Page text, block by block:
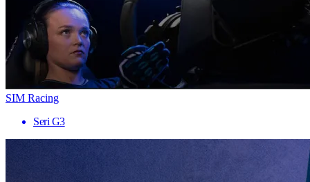
SIM Racing
Seri G3